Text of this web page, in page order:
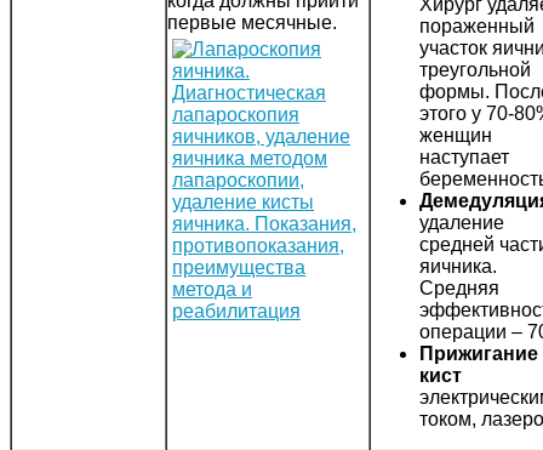
первые месячные.
пораженный
участок
треугольной
формы.
этого у 70-
женщин
наступает
удаление
средней
яичника.
Средняя
операции –
Прижигание
кист
током,